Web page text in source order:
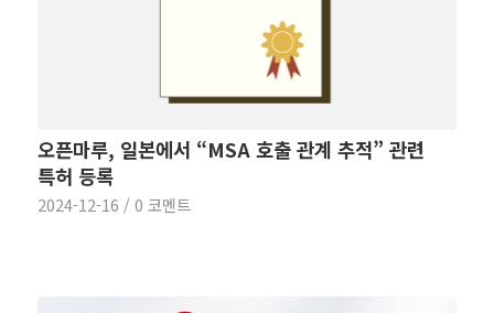
오픈마루, 일본에서 “MSA 호출 관계 추적” 관련
특허 등록
2024-12-16 / 0 코멘트